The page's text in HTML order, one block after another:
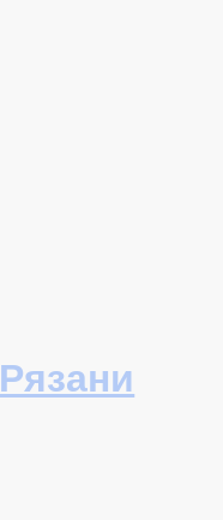
Рязани